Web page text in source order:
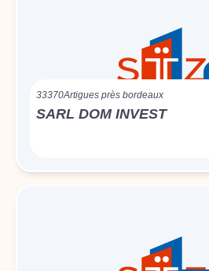
33370Artigues près bordeaux
SARL DOM INVEST